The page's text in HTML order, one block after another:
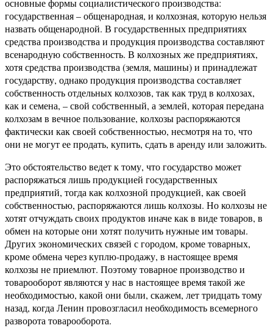
основные формы социалистического производства:
государственная – общенародная, и колхозная, которую нельзя
назвать общенародной. В государственных предприятиях
средства производства и продукция производства составляют
всенародную собственность. В колхозных же предприятиях,
хотя средства производства (земля, машины) и принадлежат
государству, однако продукция производства составляет
собственность отдельных колхозов, так как труд в колхозах,
как и семена, – свой собственный, а землей, которая передана
колхозам в вечное пользование, колхозы распоряжаются
фактически как своей собственностью, несмотря на то, что
они не могут ее продать, купить, сдать в аренду или заложить.
Это обстоятельство ведет к тому, что государство может
распоряжаться лишь продукцией государственных
предприятий, тогда как колхозной продукцией, как своей
собственностью, распоряжаются лишь колхозы. Но колхозы не
хотят отчуждать своих продуктов иначе как в виде товаров, в
обмен на которые они хотят получить нужные им товары.
Других экономических связей с городом, кроме товарных,
кроме обмена через куплю-продажу, в настоящее время
колхозы не приемлют. Поэтому товарное производство и
товарооборот являются у нас в настоящее время такой же
необходимостью, какой они были, скажем, лет тридцать тому
назад, когда Ленин провозгласил необходимость всемерного
разворота товарооборота.